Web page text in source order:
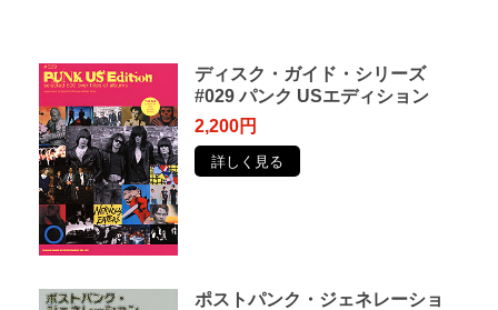
ディスク・ガイド・シリーズ
#029 パンク USエディション
2,200円
詳しく見る
ポストパンク・ジェネレーショ